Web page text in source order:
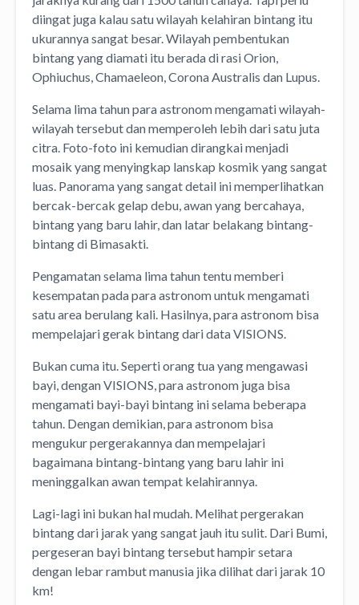
diingat juga kalau satu wilayah kelahiran bintang itu
ukurannya sangat besar. Wilayah pembentukan
bintang yang diamati itu berada di rasi Orion,
Ophiuchus, Chamaeleon, Corona Australis dan Lupus.
Selama lima tahun para astronom mengamati wilayah-
wilayah tersebut dan memperoleh lebih dari satu juta
citra. Foto-foto ini kemudian dirangkai menjadi
mosaik yang menyingkap lanskap kosmik yang sangat
luas. Panorama yang sangat detail ini memperlihatkan
bercak-bercak gelap debu, awan yang bercahaya,
bintang yang baru lahir, dan latar belakang bintang-
bintang di Bimasakti.
Pengamatan selama lima tahun tentu memberi
kesempatan pada para astronom untuk mengamati
satu area berulang kali. Hasilnya, para astronom bisa
mempelajari gerak bintang dari data VISIONS.
Bukan cuma itu. Seperti orang tua yang mengawasi
bayi, dengan VISIONS, para astronom juga bisa
mengamati bayi-bayi bintang ini selama beberapa
tahun. Dengan demikian, para astronom bisa
mengukur pergerakannya dan mempelajari
bagaimana bintang-bintang yang baru lahir ini
meninggalkan awan tempat kelahirannya.
Lagi-lagi ini bukan hal mudah. Melihat pergerakan
bintang dari jarak yang sangat jauh itu sulit. Dari Bumi,
pergeseran bayi bintang tersebut hampir setara
dengan lebar rambut manusia jika dilihat dari jarak 10
km!